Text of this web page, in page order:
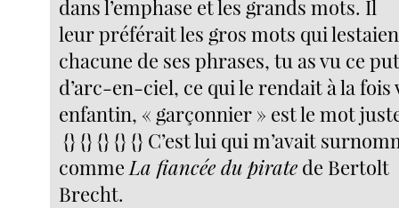
dans l’emphase et les grands mots. Il
leur préférait les gros mots qui
chacune de ses phrases, tu as vu ce
d’arc-en-ciel, ce qui le rendait à la
enfantin, « garçonnier » est le mot
{} {} {} {} {} C’est lui qui m’avait
comme La fiancée du pirate de Bertolt
Brecht.